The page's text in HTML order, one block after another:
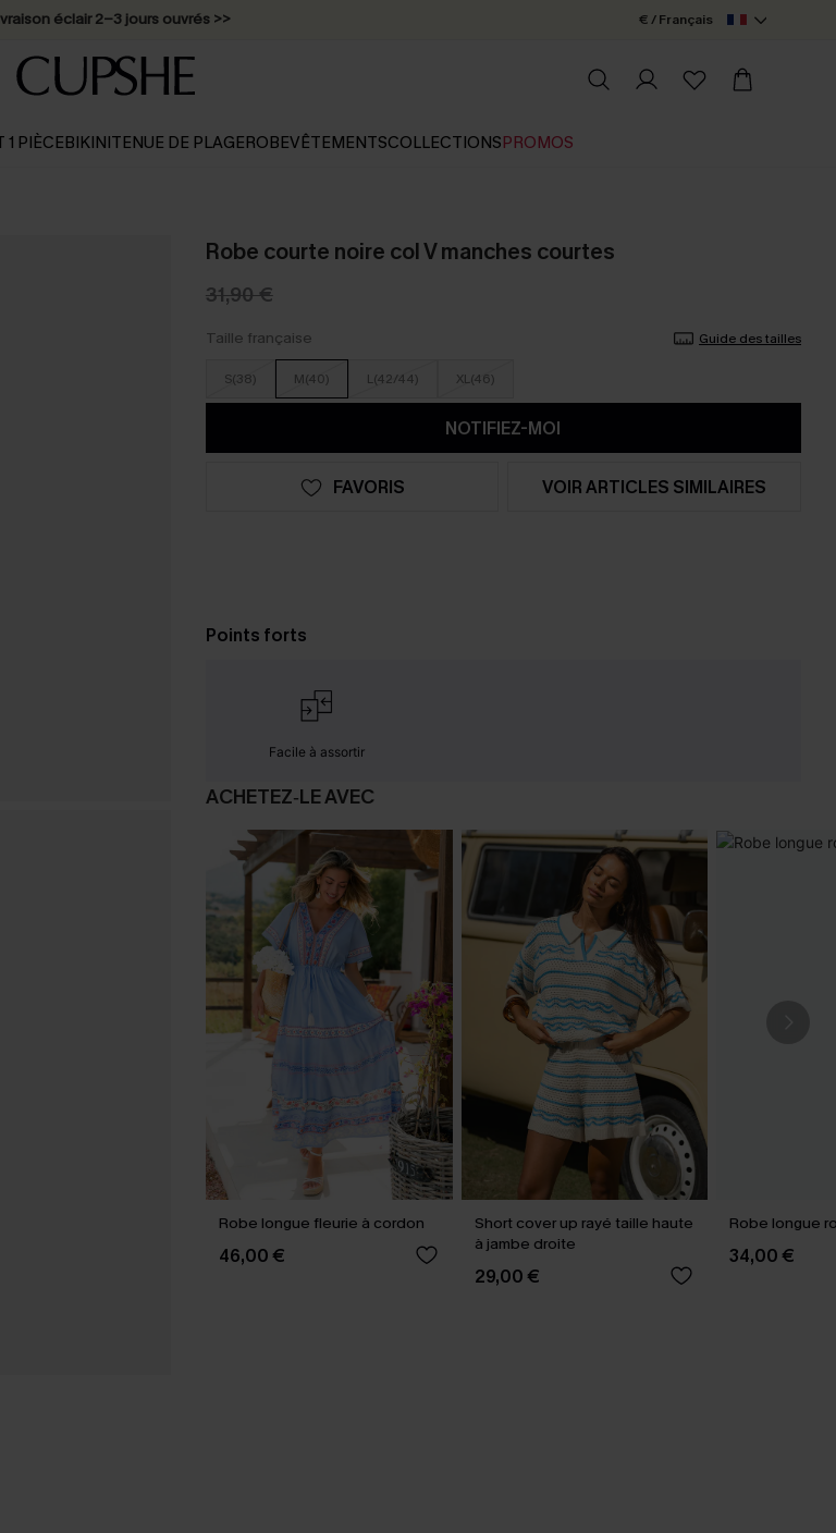
éclair 2-3 jours ouvrés >> € / Français
1 PIÈCEBIKINITENUE DE PLAGEROBEVÊTEMENTSCOLLECTIONSPROMOS
Robe courte noire col V manches courtes
31,90 €
Taille française Guide des tailles
S(38) M(40) L(42/44) XL(46)
NOTIFIEZ-MOI
FAVORIS VOIR ARTICLES SIMILAIRES
Points forts
Facile à assortir
ACHETEZ‑LE AVEC
Robe longue fleurie à cordon
46,00 €
Short cover up rayé taille haute
à jambe droite
29,00 €
Robe longue
34,00 €